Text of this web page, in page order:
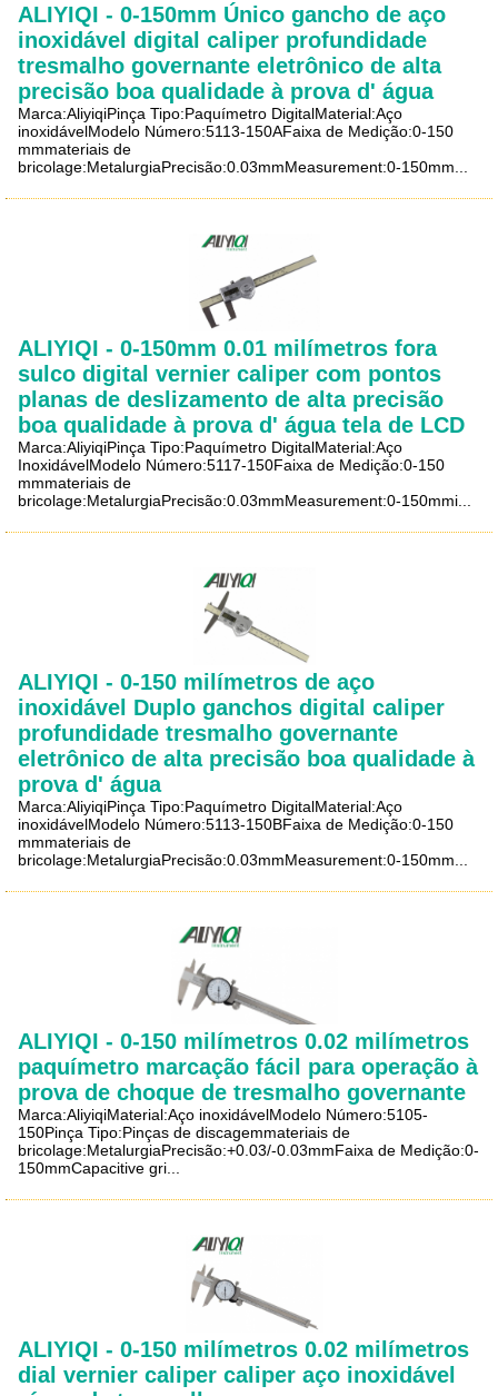
ALIYIQI - 0-150mm Único gancho de aço
inoxidável digital caliper profundidade
tresmalho governante eletrônico de alta
precisão boa qualidade à prova d' água
Marca:AliyiqiPinça Tipo:Paquímetro DigitalMaterial:Aço
inoxidávelModelo Número:5113-150AFaixa de Medição:0-150
mmmateriais de
bricolage:MetalurgiaPrecisão:0.03mmMeasurement:0-150mm...
ALIYIQI - 0-150mm 0.01 milímetros fora
sulco digital vernier caliper com pontos
planas de deslizamento de alta precisão
boa qualidade à prova d' água tela de LCD
Marca:AliyiqiPinça Tipo:Paquímetro DigitalMaterial:Aço
InoxidávelModelo Número:5117-150Faixa de Medição:0-150
mmmateriais de
bricolage:MetalurgiaPrecisão:0.03mmMeasurement:0-150mmi...
ALIYIQI - 0-150 milímetros de aço
inoxidável Duplo ganchos digital caliper
profundidade tresmalho governante
eletrônico de alta precisão boa qualidade à
prova d' água
Marca:AliyiqiPinça Tipo:Paquímetro DigitalMaterial:Aço
inoxidávelModelo Número:5113-150BFaixa de Medição:0-150
mmmateriais de
bricolage:MetalurgiaPrecisão:0.03mmMeasurement:0-150mm...
ALIYIQI - 0-150 milímetros 0.02 milímetros
paquímetro marcação fácil para operação à
prova de choque de tresmalho governante
Marca:AliyiqiMaterial:Aço inoxidávelModelo Número:5105-
150Pinça Tipo:Pinças de discagemmateriais de
bricolage:MetalurgiaPrecisão:+0.03/-0.03mmFaixa de Medição:0-
150mmCapacitive gri...
ALIYIQI - 0-150 milímetros 0.02 milímetros
dial vernier caliper caliper aço inoxidável